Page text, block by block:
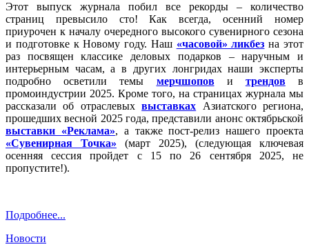
Этот выпуск журнала побил все рекорды – количество
страниц превысило сто! Как всегда, осенний номер
приурочен к началу очередного высокого сувенирного сезона
и подготовке к Новому году. Наш «часовой» ликбез на этот
раз посвящен классике деловых подарков – наручным и
интерьерным часам, а в других лонгридах наши эксперты
подробно осветили темы мерчшопови трендовв
промоиндустрии 2025. Кроме того, на страницах журнала мы
рассказали об отраслевыхвыставках Азиатского региона,
прошедших весной 2025 года, представили анонс октябрьской
выставки «Реклама», а также пост-релиз нашего проекта
«Сувенирная Точка» (март 2025), (следующая ключевая
осенняя сессия пройдет с 15 по 26 сентября 2025, не
пропустите!).
Подробнее...
Новости